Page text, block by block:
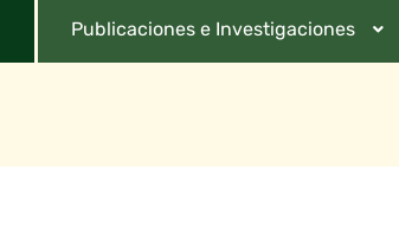
Publicaciones e Investigaciones